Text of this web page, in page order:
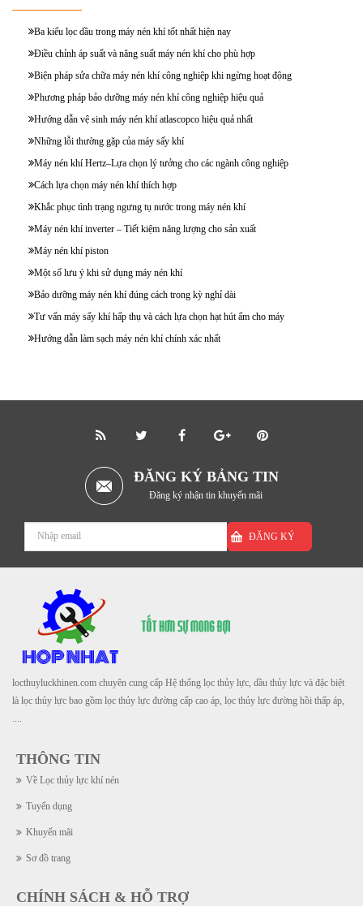
Ba kiểu lọc dầu trong máy nén khí tốt nhất hiện nay
Điều chỉnh áp suất và năng suất máy nén khí cho phù hợp
Biện pháp sửa chữa máy nén khí công nghiệp khi ngừng hoạt động
Phương pháp bảo dưỡng máy nén khí công nghiệp hiệu quả
Hướng dẫn vệ sinh máy nén khí atlascopco hiệu quả nhất
Những lỗi thường gặp của máy sấy khí
Máy nén khí Hertz–Lựa chọn lý tưởng cho các ngành công nghiệp
Cách lựa chọn máy nén khí thích hợp
Khắc phục tình trạng ngưng tụ nước trong máy nén khí
Máy nén khí inverter – Tiết kiệm năng lượng cho sản xuất
Máy nén khí piston
Một số lưu ý khi sử dụng máy nén khí
Bảo dưỡng máy nén khí đúng cách trong kỳ nghỉ dài
Tư vấn máy sấy khí hấp thụ và cách lựa chọn hạt hút ẩm cho máy
Hướng dẫn làm sạch máy nén khí chính xác nhất
ĐĂNG KÝ BẢNG TIN
Đăng ký nhận tin khuyến mãi
ĐĂNG KÝ
locthuyluckhinen.com chuyên cung cấp Hệ thống lọc thủy lực, dầu thủy lực và đặc biệt
là lọc thủy lực bao gồm lọc thủy lực đường cấp cao áp, lọc thủy lực đường hồi thấp áp,
THÔNG TIN
Về Lọc thủy lực khí nén
Tuyển dụng
Khuyến mãi
Sơ đồ trang
CHÍNH SÁCH & HỖ TRỢ